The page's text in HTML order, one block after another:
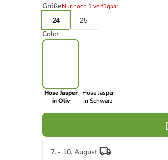
GrößeNur noch 1 verfügbar
24
25
Color
Hose Jasper
in Oliv
Hose Jasper
in Schwarz
7. - 10. August